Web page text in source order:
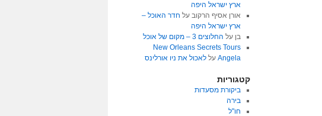
ארץ ישראל היפה
אורן אסיף הרקובעל חדר האוכל –
ארץ ישראל היפה
בן על החלוצים 3 – מקום של אוכל
New Orleans Secrets Tours
Angelaעל לאכול את ניו אורלינס
קטגוריות
ביקורת מסעדות
בירה
חו"ל